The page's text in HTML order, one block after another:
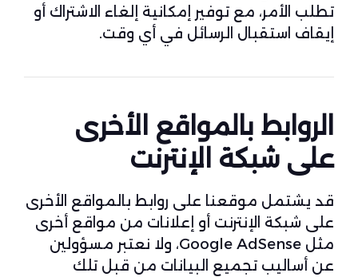
تطلب الأمر، مع توفير إمكانية إلغاء الاشتراك أو
إيقاف استقبال الرسائل في أي وقت.
الروابط بالمواقع الأخرى
على شبكة الإنترنت
قد يشتمل موقعنا على روابط بالمواقع الأخرى
على شبكة الإنترنت أو إعلانات من مواقع أخرى
مثل Google AdSense، ولا نعتبر مسؤولين
عن أساليب تجميع البيانات من قبل تلك